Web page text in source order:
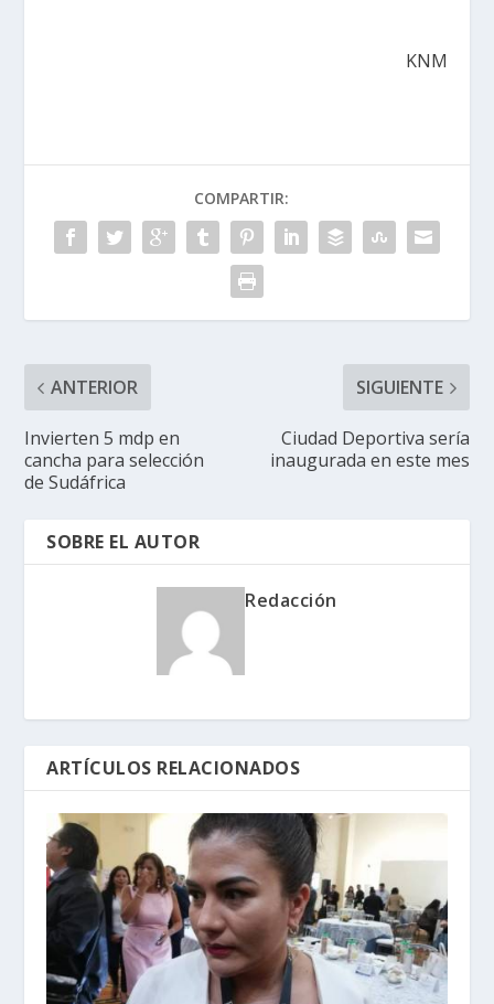
KNM
COMPARTIR:
ANTERIOR
Invierten 5 mdp en
cancha para selección
de Sudáfrica
SIGUIENTE
Ciudad Deportiva sería
inaugurada en este mes
SOBRE EL AUTOR
Redacción
ARTÍCULOS RELACIONADOS